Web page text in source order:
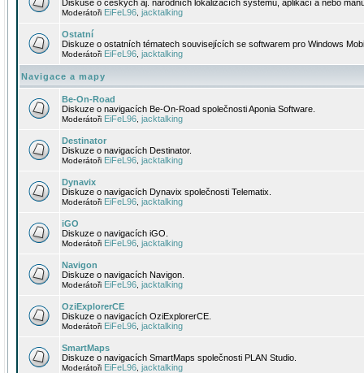
Diskuse o českých aj. národních lokalizacích systému, aplikací a nebo
Moderátoři EiFeL96 jacktalking
Ostatní
Diskuze o ostatních tématech souvisejících se softwarem pro Windows
Moderátoři EiFeL96 jacktalking
Navigace a mapy
Be-On-Road
Diskuze o navigacích Be-On-Road společnosti Aponia Software.
Moderátoři EiFeL96 jacktalking
Destinator
Diskuze o navigacích Destinator.
Moderátoři EiFeL96 jacktalking
Dynavix
Diskuze o navigacích Dynavix společnosti Telematix.
Moderátoři EiFeL96 jacktalking
iGO
Diskuze o navigacích iGO.
Moderátoři EiFeL96 jacktalking
Navigon
Diskuze o navigacích Navigon.
Moderátoři EiFeL96 jacktalking
OziExplorerCE
Diskuze o navigacích OziExplorerCE.
Moderátoři EiFeL96 jacktalking
SmartMaps
Diskuze o navigacích SmartMaps společnosti PLAN Studio.
Moderátoři EiFeL96 jacktalking